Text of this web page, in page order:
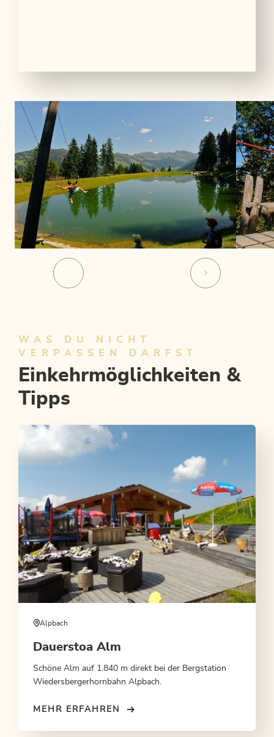
01
07
WAS DU NICHT
VERPASSEN DARFST
Einkehrmöglichkeiten &
Tipps
Alpbach
Dauerstoa Alm
Schöne Alm auf 1.840 m direkt bei der Bergstation
Wiedersbergerhornbahn Alpbach.
MEHR ERFAHREN